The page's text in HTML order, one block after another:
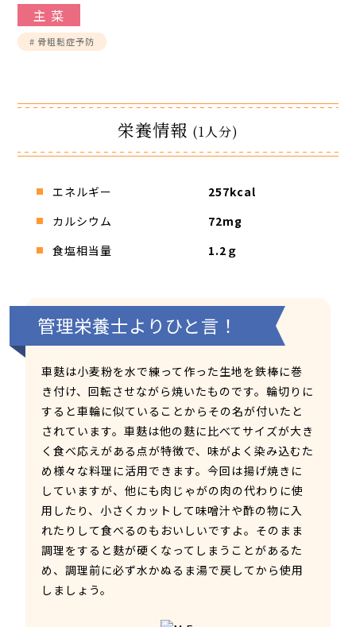
館内3Dマップ
主 菜
# 骨粗鬆症予防
栄養情報 (1人分)
エネルギー
257kcal
カルシウム
72mg
食塩相当量
1.2ｇ
管理栄養士よりひと言！
車麩は小麦粉を水で練って作った生地を鉄棒に巻
き付け、回転させながら焼いたものです。輪切りに
すると車輪に似ていることからその名が付いたと
されています。車麩は他の麩に比べてサイズが大き
く食べ応えがある点が特徴で、味がよく染み込むた
め様々な料理に活用できます。今回は揚げ焼きに
していますが、他にも肉じゃがの肉の代わりに使
用したり、小さくカットして味噌汁や酢の物に入
れたりして食べるのもおいしいですよ。 そのまま
調理をすると麩が硬くなってしまうことがあるた
め、調理前に必ず水かぬるま湯で戻してから使用
しましょう。